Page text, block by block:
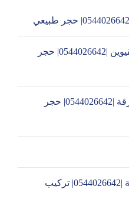
تركيب حجر صناعي في ام القيوين |0544026642| حجر
تركيب حجر صناعي في الشارقة |0544026642| حجر
تركيب جبس بورد في الشارقة |0544026642| تركيب